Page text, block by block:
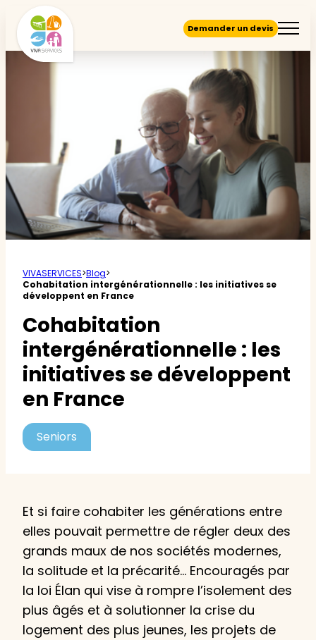
Demander un devis
VIVASERVICES>Blog>
Cohabitation intergénérationnelle : les initiatives se
développent en France
Cohabitation
intergénérationnelle : les
initiatives se développent
en France
Seniors
Et si faire cohabiter les générations entre
elles pouvait permettre de régler deux des
grands maux de nos sociétés modernes,
la solitude et la précarité… Encouragés par
la loi Élan qui vise à rompre l’isolement des
plus âgés et à solutionner la crise du
logement des plus jeunes, les projets de